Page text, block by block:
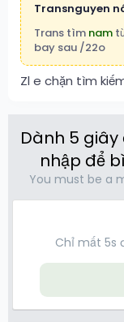
Transnguyen
Trans tìm nam
bay sau /22o
Zl e chặn tìm
Dành 5
nhập để
You must be a
Chỉ mất 5s